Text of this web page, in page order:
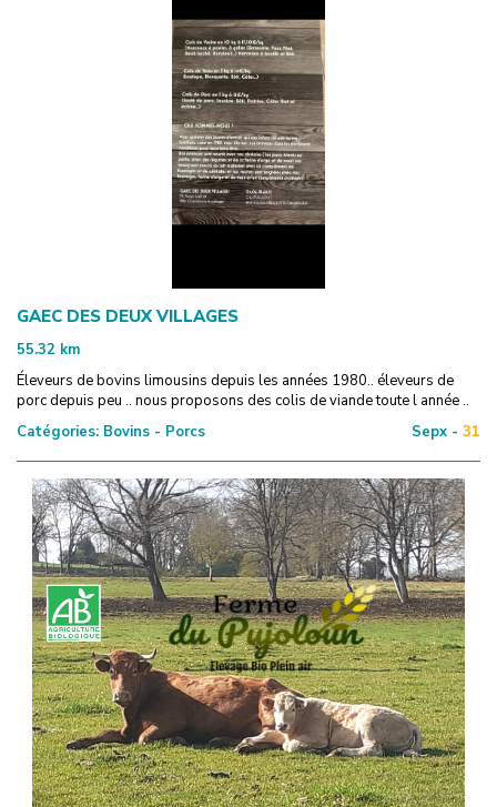
GAEC DES DEUX VILLAGES
55.32 km
Éleveurs de bovins limousins depuis les années 1980.. éleveurs de
porc depuis peu .. nous proposons des colis de viande toute l année ..
Catégories: Bovins - Porcs Sepx - 31